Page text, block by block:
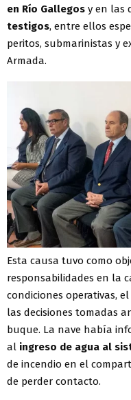
en Río Gallegos y en las
testigos, entre ellos
peritos, submarinistas y
Armada.
Esta causa tuvo como
responsabilidades en la
condiciones operativas,
las decisiones tomadas
buque. La nave había
al ingreso de agua al
de incendio en el
de perder contacto.